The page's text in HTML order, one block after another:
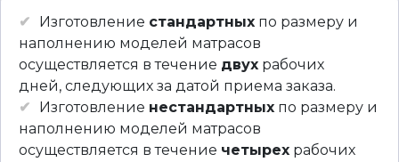
Изготовление стандартных по размеру и
наполнению моделей матрасов
осуществляется в течение двух рабочих
дней, следующих за датой приема заказа.
Изготовление нестандартных по размеру и
наполнению моделей матрасов
осуществляется в течение четырех рабочих